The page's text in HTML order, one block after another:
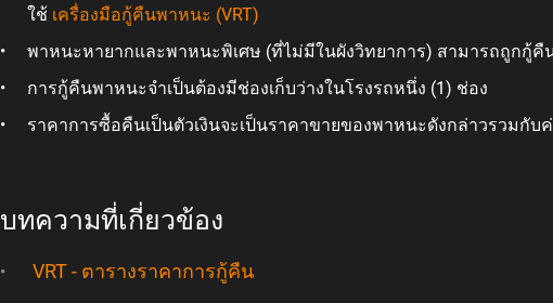
ใช้ เครื่องมือกู้คืนพาหนะ (VRT)
พาหนะหายากและพาหนะพิเศษ (ที่ไม่มีในผังวิทยาการ) สามารถถูกกู้คื
การกู้คืนพาหนะจำเป็นต้องมีช่องเก็บว่างในโรงรถหนึ่ง (1) ช่อง
ราคาการซื้อคืนเป็นตัวเงินจะเป็นราคาขายของพาหนะดังกล่าวรวมกับ
บทความที่เกี่ยวข้อง
VRT - ตารางราคาการกู้คืน